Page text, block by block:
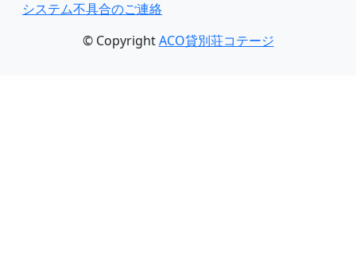
システム不具合のご連絡
© CopyrightACO貸別荘コテージ